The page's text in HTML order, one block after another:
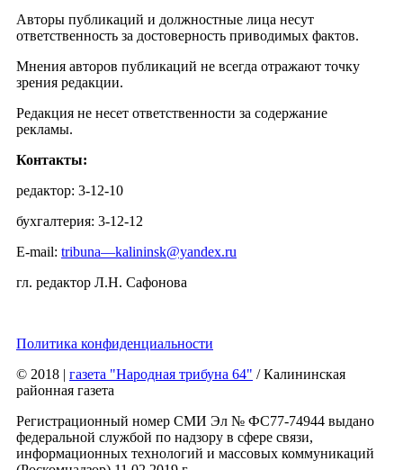
Авторы публикаций и должностные лица несут
ответственность за достоверность приводимых фактов.
Мнения авторов публикаций не всегда отражают точку
зрения редакции.
Редакция не несет ответственности за содержание
рекламы.
Контакты:
редактор: 3-12-10
бухгалтерия: 3-12-12
E-mail: tribuna—kalininsk@yandex.ru
гл. редактор Л.Н. Сафонова
Политика конфиденциальности
© 2018 | газета "Народная трибуна 64" / Калининская
районная газета
Регистрационный номер СМИ Эл № ФС77-74944 выдано
федеральной службой по надзору в сфере связи,
информационных технологий и массовых коммуникаций